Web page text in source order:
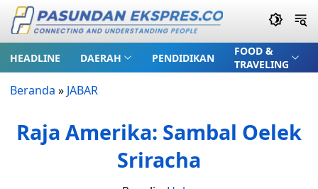
HEADLINE DAERAH PENDIDIKAN
FOOD &
TRAVELING
Beranda » JABAR
Raja Amerika: Sambal Oelek
Sriracha